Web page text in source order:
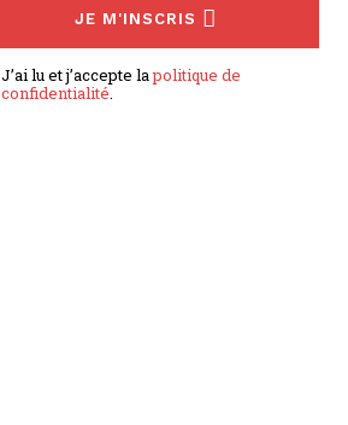
JE M'INSCRIS
J’ai lu et j’accepte lapolitique de
confidentialité.